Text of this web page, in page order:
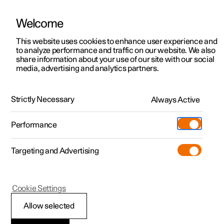
Polestar 2
Polestar 3
Polestar 4
Pre-owned
Shop
Mere
Udforsk Polestar 2
Kampagner
Nye lagerbiler
Prøvetur
Nye lagerbiler
Udforsk Polestar 4
Kampagner
Nye lagerbiler
Pre-owned-programmet
Pre-owned Polestar 2
Kampagner til privatkunder
Tilbud til erhvervskunder
Nye lagerbiler
Byg din bil
Pre-owned
Prøvetur
Extras tilbehør
(Åbner i et nyt vindue)
Experiences
Firmabil
Find os
Servicelokationer
Ejerskab
Opladning
Om Polestar
Bæredygtighed
HåndbogVideogalleriSoftwareopdateringer
Åbning og lukning
Polestar 3
Åbning af
Welcome
This website uses cookies to enhance user experience and
to analyze performance and traffic on our website. We also
share information about your use of our site with our social
media, advertising and analytics partners.
Strictly Necessary Always Active
Performance
Targeting and Advertising
Allow selected
Cookie Settings